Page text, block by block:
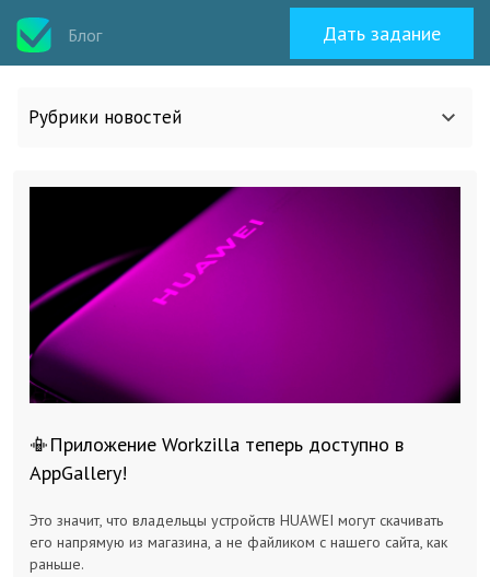
Блог Дать задание
Рубрики новостей
Все статьи
О work-zilla.com
Кейсы
Новости сервиса
Исполнителям
Заказчикам
📳Приложение Workzilla теперь доступно в
AppGallery!
Это значит, что владельцы устройств HUAWEI могут скачивать
его напрямую из магазина, а не файликом с нашего сайта, как
раньше.